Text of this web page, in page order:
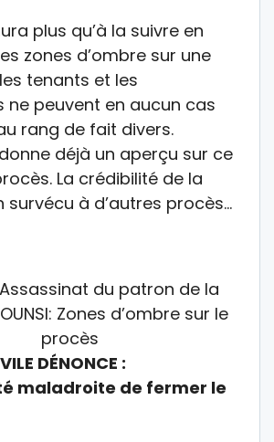
plus qu’à la suivre en
zones d’ombre sur une
tenants et les
ne peuvent en aucun cas
rang de fait divers.
déjà un aperçu sur ce
La crédibilité de la
survécu à d’autres procès…
DÉNONCE :
maladroite de fermer le